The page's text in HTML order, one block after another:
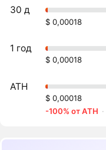
30 д
$ 0,00018
1 год
$ 0,00018
ATH
$ 0,00018
-100% от ATH ·